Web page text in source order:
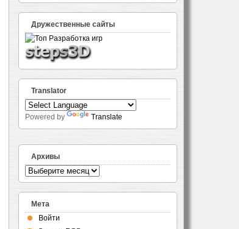
Дружественные сайты
Translator
Powered by Translate
Архивы
Мета
Войти